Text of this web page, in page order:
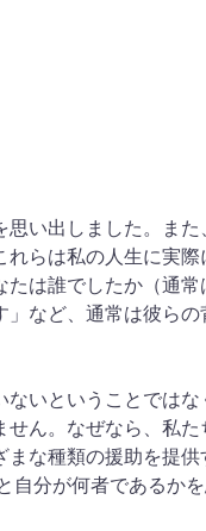
い出しました。ま
らは私の人生に実
は誰でしたか（通
など、通常は彼ら
いということでは
ん。なぜなら、私
な種類の援助を提
分が何者であるか